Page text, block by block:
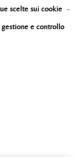
scelte sui cookie -
e controllo